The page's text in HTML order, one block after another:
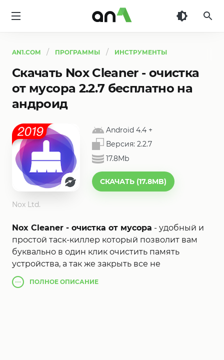
AN1.COM ПРОГРАММЫ ИНСТРУМЕНТЫ
Скачать Nox Cleaner - очистка
от мусора 2.2.7 бесплатно на
андроид
Android 4.4 +
Версия: 2.2.7
17.8Mb
СКАЧАТЬ (17.8MB)
Nox Ltd.
Nox Cleaner - очистка от мусора - удобный и
простой таск-киллер который позволит вам
буквально в один клик очистить память
устройства, а так же закрыть все не
использующиеся процессы. При этом
разработчики постарались максимально
ПОЛНОЕ ОПИСАНИЕ